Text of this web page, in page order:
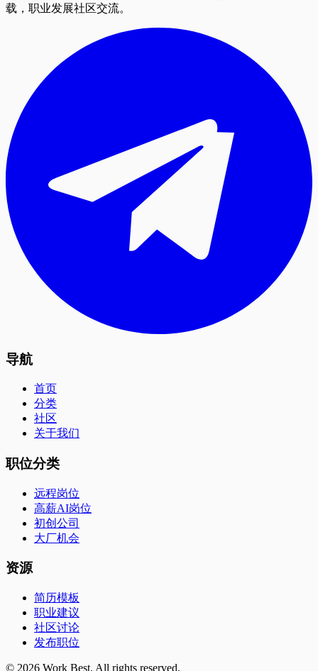
载，职业发展社区交流。
导航
首页
分类
社区
关于我们
职位分类
远程岗位
高薪AI岗位
初创公司
大厂机会
资源
简历模板
职业建议
社区讨论
发布职位
© 2026 Work Best. All rights reserved.